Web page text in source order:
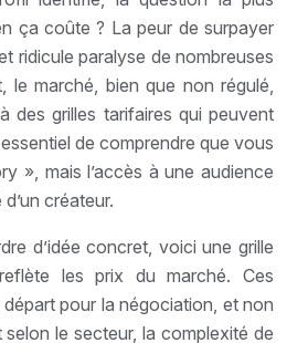
ça coûte ? La peur de surpayer
ridicule paralyse de nombreuses
le marché, bien que non régulé,
des grilles tarifaires qui peuvent
de comprendre que vous
», mais l’accès à une audience
créateur.
d’idée concret, voici une grille
les prix du marché. Ces
pour la négociation, et non
le secteur, la complexité de